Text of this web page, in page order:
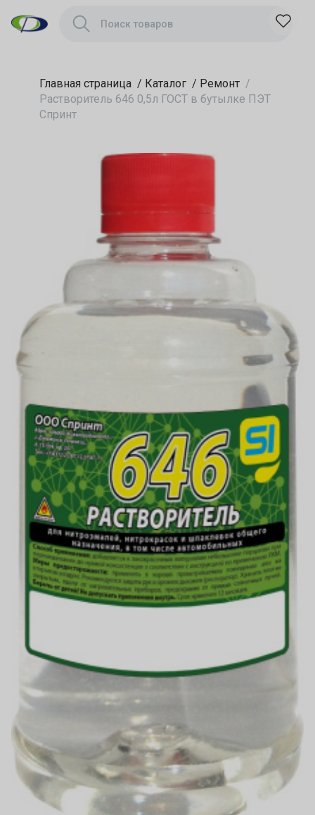
Главная страница / Каталог / Ремонт /
Растворитель 646 0,5л ГОСТ в бутылке ПЭТ
Спринт